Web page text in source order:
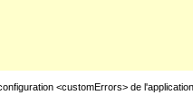
<customErrors> de